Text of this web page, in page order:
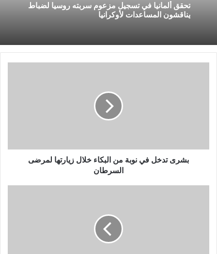
تحقق ألمانيا في تسجيل مزعوم سربته روسيا لضباط
يناقشون المساعدات لأوكرانيا
لمرضى
السرطانبشرى تدخل في نوبة من البكاء خلال زيارتها لمرضى
السرطان